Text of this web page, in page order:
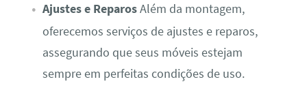
Ajustes e ReparosAlém da montagem,
oferecemos serviços de ajustes e reparos,
assegurando que seus móveis estejam
sempre em perfeitas condições de uso.